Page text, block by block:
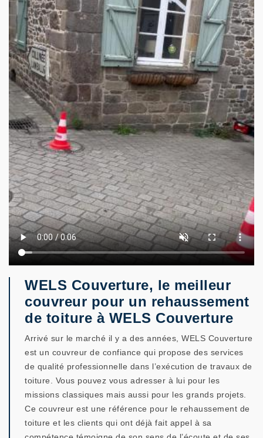
WELS Couverture, le meilleur
couvreur pour un rehaussement
de toiture à WELS Couverture
Arrivé sur le marché il y a des années, WELS Couverture
est un couvreur de confiance qui propose des services
de qualité professionnelle dans l’exécution de travaux de
toiture. Vous pouvez vous adresser à lui pour les
missions classiques mais aussi pour les grands projets.
Ce couvreur est une référence pour le rehaussement de
toiture et les clients qui ont déjà fait appel à sa